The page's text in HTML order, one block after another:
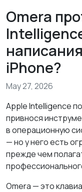
Omera
iPhone?
May 27, 2026
Apple Intelligence
привнося
в операционную
— но у него есть
прежде чем
Omera — это